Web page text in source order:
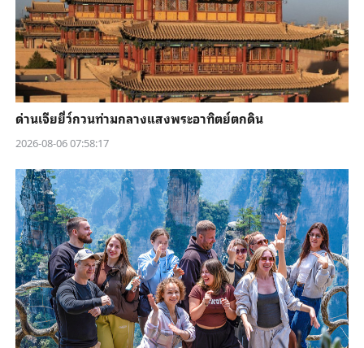
ด่านเจียยี่ว์กวนท่ามกลางแสงพระอาทิตย์ตกดิน
2026-08-06 07:58:17